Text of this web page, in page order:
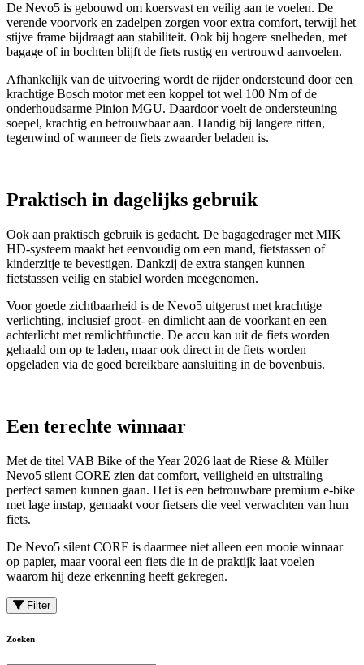
De Nevo5 is gebouwd om koersvast en veilig aan te voelen. De
verende voorvork en zadelpen zorgen voor extra comfort, terwijl het
stijve frame bijdraagt aan stabiliteit. Ook bij hogere snelheden, met
bagage of in bochten blijft de fiets rustig en vertrouwd aanvoelen.
Afhankelijk van de uitvoering wordt de rijder ondersteund door een
krachtige Bosch motor met een koppel tot wel 100 Nm of de
onderhoudsarme Pinion MGU. Daardoor voelt de ondersteuning
soepel, krachtig en betrouwbaar aan. Handig bij langere ritten,
tegenwind of wanneer de fiets zwaarder beladen is.
Praktisch in dagelijks gebruik
Ook aan praktisch gebruik is gedacht. De bagagedrager met MIK
HD-systeem maakt het eenvoudig om een mand, fietstassen of
kinderzitje te bevestigen. Dankzij de extra stangen kunnen
fietstassen veilig en stabiel worden meegenomen.
Voor goede zichtbaarheid is de Nevo5 uitgerust met krachtige
verlichting, inclusief groot- en dimlicht aan de voorkant en een
achterlicht met remlichtfunctie. De accu kan uit de fiets worden
gehaald om op te laden, maar ook direct in de fiets worden
opgeladen via de goed bereikbare aansluiting in de bovenbuis.
Een terechte winnaar
Met de titel VAB Bike of the Year 2026 laat de Riese & Müller
Nevo5 silent CORE zien dat comfort, veiligheid en uitstraling
perfect samen kunnen gaan. Het is een betrouwbare premium e-bike
met lage instap, gemaakt voor fietsers die veel verwachten van hun
fiets.
De Nevo5 silent CORE is daarmee niet alleen een mooie winnaar
op papier, maar vooral een fiets die in de praktijk laat voelen
waarom hij deze erkenning heeft gekregen.
Filter
Zoeken